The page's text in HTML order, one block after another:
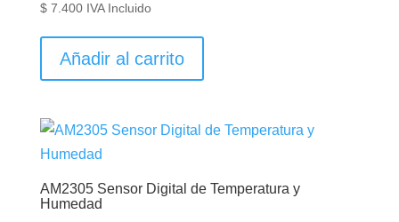
$7.400 IVA Incluido
Añadir al carrito
AM2305 Sensor Digital de Temperatura y
Humedad